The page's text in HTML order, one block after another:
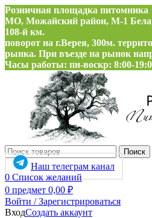
Розничная площадка питомника
МО, Можайский район, М-1
108-й км.
поворот на г.Верея, 300м.
рынка. При въезде на рынок
Часы работы: пн-воскр: 8:00-
Поиск
Наш телеграм канал
0 Список желаний
0 предмет 0,00 ₽
Войти / Зарегистрироваться
ВходСоздать аккаунт